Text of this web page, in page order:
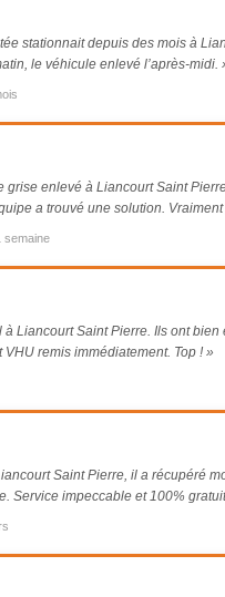
stationnait depuis des mois à
le véhicule enlevé l’après-midi.
grise enlevé à Liancourt Saint
a trouvé une solution. Vraiment
à Liancourt Saint Pierre. Ils ont bien
remis immédiatement. Top ! »
Saint Pierre, il a récupéré
Service impeccable et 100%